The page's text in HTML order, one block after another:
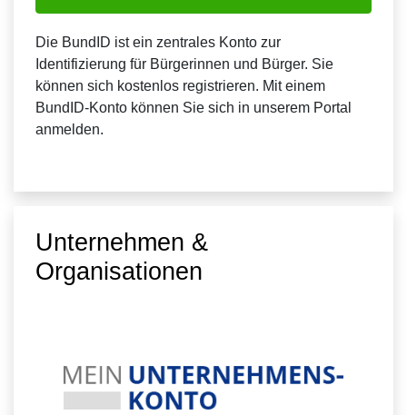
Die BundID ist ein zentrales Konto zur
Identifizierung für Bürgerinnen und Bürger. Sie
können sich kostenlos registrieren. Mit einem
BundID-Konto können Sie sich in unserem Portal
anmelden.
Unternehmen &
Organisationen